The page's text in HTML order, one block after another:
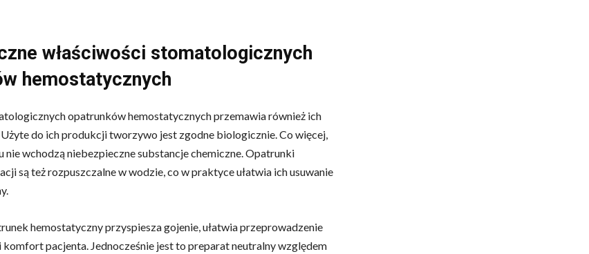
właściwości stomatologicznych
hemostatycznych
opatrunków hemostatycznych przemawia również ich
Użyte do ich produkcji tworzywo jest zgodne biologicznie. Co więcej,
nie wchodzą niebezpieczne substancje chemiczne. Opatrunki
są też rozpuszczalne w wodzie, co w praktyce ułatwia ich usuwanie
hemostatyczny przyspiesza gojenie, ułatwia przeprowadzenie
komfort pacjenta. Jednocześnie jest to preparat neutralny względem